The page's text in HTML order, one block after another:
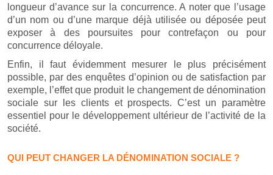
longueur d’avance sur la concurrence. A noter que l’usage
d’un nom ou d’une marque déjà utilisée ou déposée peut
exposer à des poursuites pour contrefaçon ou pour
concurrence déloyale.
Enfin, il faut évidemment mesurer le plus précisément
possible, par des enquêtes d’opinion ou de satisfaction par
exemple, l’effet que produit le changement de dénomination
sociale sur les clients et prospects. C’est un paramètre
essentiel pour le développement ultérieur de l’activité de la
société.
QUI PEUT CHANGER LA DÉNOMINATION SOCIALE ?